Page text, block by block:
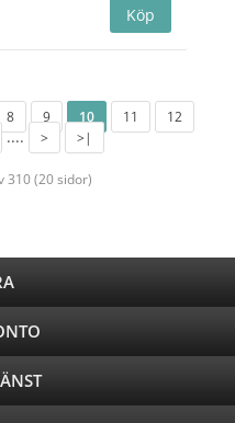
8 9 10 11
12
.... > >|
310 (20 sidor)